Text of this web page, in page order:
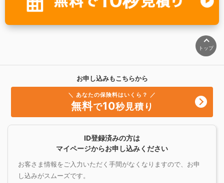
トップ
お申し込みもこちらから
＼ あなたの保険料はいくら？ ／
無料で10秒見積り
ID登録済みの方は
マイページからお申し込みください
お客さま情報をご入力いただく手間がなくなりますので、お申
し込みがスムーズです。